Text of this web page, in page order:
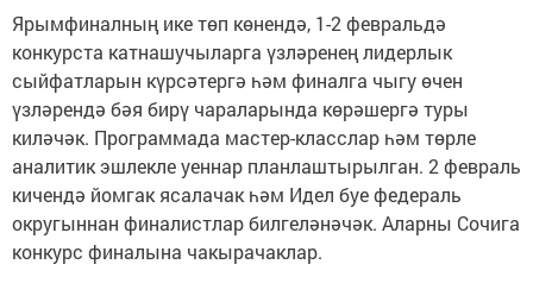
Ярымфиналның ике төп көнендә, 1-2 февральдә
конкурста катнашучыларга үзләренең лидерлык
сыйфатларын күрсәтергә һәм финалга чыгу өчен
үзләрендә бәя бирү чараларында көрәшергә туры
киләчәк. Программада мастер-класслар һәм төрле
аналитик эшлекле уеннар планлаштырылган. 2 февраль
кичендә йомгак ясалачак һәм Идел буе федераль
округыннан финалистлар билгеләнәчәк. Аларны Сочига
конкурс финалына чакырачаклар.